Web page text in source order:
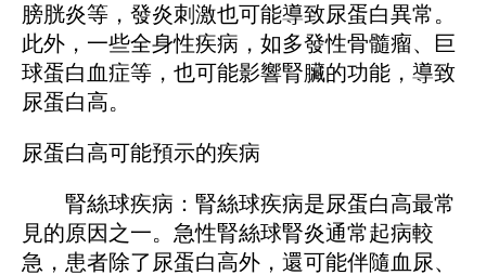
膀胱炎等，發炎刺激也可能導致尿蛋白異常。
此外，一些全身性疾病，如多發性骨髓瘤、巨
球蛋白血症等，也可能影響腎臟的功能，導致
尿蛋白高。
尿蛋白高可能預示的疾病
腎絲球疾病：腎絲球疾病是尿蛋白高最常
見的原因之一。急性腎絲球腎炎通常起病較
急，患者除了尿蛋白高外，還可能伴隨血尿、